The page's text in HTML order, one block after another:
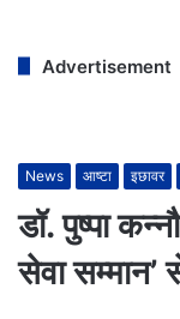
Advertisement